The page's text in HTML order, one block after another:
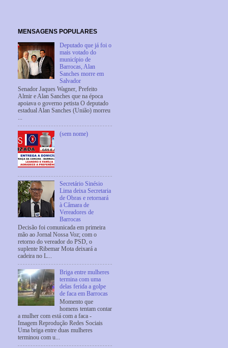
MENSAGENS POPULARES
Deputado que já foi o
mais votado do
município de
Barrocas, Alan
Sanches morre em
Salvador
Senador Jaques Wagner, Prefeito
Almir e Alan Sanches que na época
apoiava o governo petista O deputado
estadual Alan Sanches (União) morreu
...
(sem nome)
Secretário Sinésio
Lima deixa Secretaria
de Obras e retornará
à Câmara de
Vereadores de
Barrocas
Decisão foi comunicada em primeira
mão ao Jornal Nossa Voz; com o
retorno do vereador do PSD, o
suplente Ribemar Mota deixará a
cadeira no L...
Briga entre mulheres
termina com uma
delas ferida a golpe
de faca em Barrocas
Momento que
homens tentam contar
a mulher com está com a faca -
Imagem Reprodução Redes Sociais
Uma briga entre duas mulheres
terminou com u...